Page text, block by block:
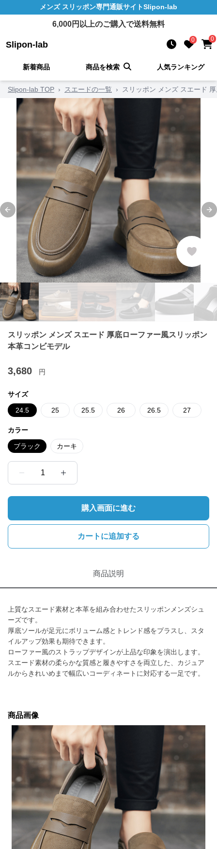
メンズ スリッポン専門通販サイトSlipon-lab
6,000円以上のご購入で送料無料
Slipon-lab 0 0
新着商品 商品を検索 人気ランキング
Slipon-lab TOP › スエードの一覧 › スリッポン メンズ スエード
Previous slide
スリッポン メンズ スエード 厚底ローファー風スリッポン
本革コンビモデル
3,680 円
サイズ
24.5 25 25.5 26 26.5 27
カラー
ブラック カーキ
1
購入画面に進む
カートに追加する
商品説明
上質なスエード素材と本革を組み合わせたスリッポンメンズシュ
ーズです。
厚底ソールが足元にボリューム感とトレンド感をプラスし、スタ
イルアップ効果も期待できます。
ローファー風のストラップデザインが上品な印象を演出します。
スエード素材の柔らかな質感と履きやすさを両立した、カジュア
ルからきれいめまで幅広いコーディネートに対応する一足です。
商品画像